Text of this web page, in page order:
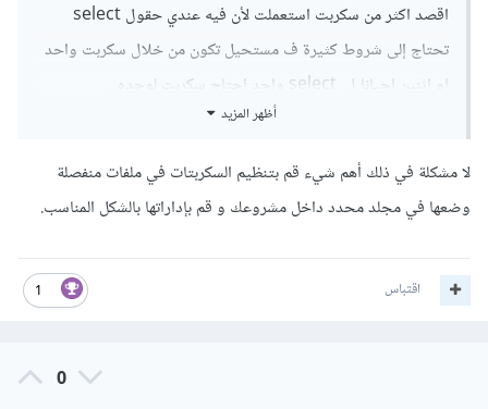
اقصد اكثر من سكربت استعملت لأن فيه عندي حقول select
تحتاج إلى شروط كثيرة ف مستحيل تكون من خلال سكربت واحد
او اثنين احيانا ل select واحد احتاج سكربت لوحده...
أظهر المزيد
لا مشكلة في ذلك أهم شيء قم بتنظيم السكربتات في ملفات منفصلة
وضعها في مجلد محدد داخل مشروعك و قم بإداراتها بالشكل المناسب.
1 اقتباس
0